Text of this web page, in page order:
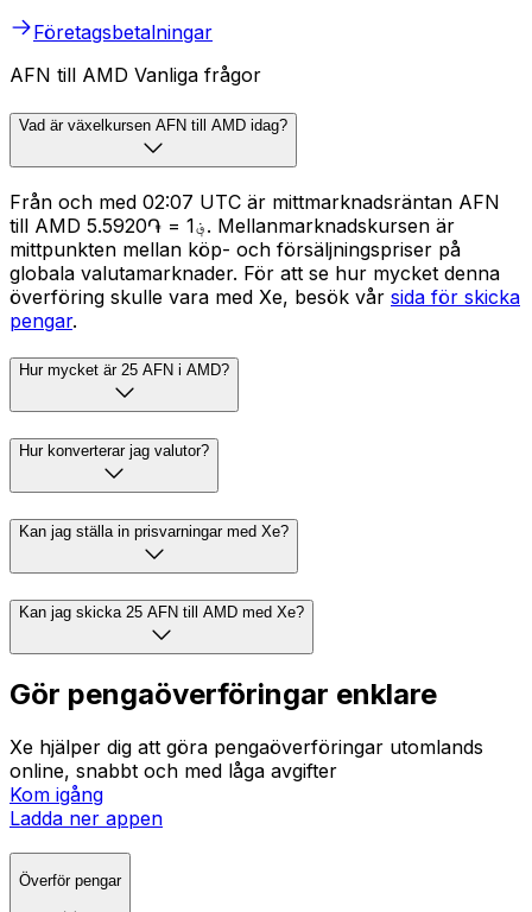
Företagsbetalningar
AFN till AMD Vanliga frågor
Vad är växelkursen AFN till AMD idag?
Från och med 02:07 UTC är mittmarknadsräntan AFN
till AMD ؋1 = ֏5.5920. Mellanmarknadskursen är
mittpunkten mellan köp- och försäljningspriser på
globala valutamarknader. För att se hur mycket denna
överföring skulle vara med Xe, besök vår sida för skicka
pengar.
Hur mycket är 25 AFN i AMD?
Hur konverterar jag valutor?
Kan jag ställa in prisvarningar med Xe?
Kan jag skicka 25 AFN till AMD med Xe?
Gör pengaöverföringar enklare
Xe hjälper dig att göra pengaöverföringar utomlands
online, snabbt och med låga avgifter
Kom igång
Ladda ner appen
Överför pengar